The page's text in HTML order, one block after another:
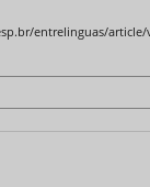
entrelinguas/article/